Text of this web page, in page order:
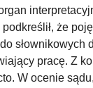
że
słownikowych
pracę. Z
W ocenie